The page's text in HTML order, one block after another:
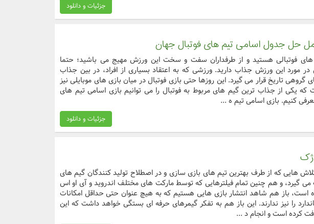
جزئیات و دانلود
حل جدول اسامی تیم های فوتبال جهان
های فوتبالی هستید و از طرفداران سفت و سخت این ورزش مهیج می باشید؛ حتما
در مورد این ورزش جذاب دارید. ورزشی که به اعتقاد بسیاری از افراد، در بین جذاب
تاریخ قرار می گیرد. این روزها حتی بازی فوتبال در میان بازی های موبایلی نیز
که یکی از جذاب ترین گیم های مربوط به فوتبال را می توانیم بازی اسامی تیم های
کنیم. بازی اسامی تیم ه ...
جزئیات و دانلود
هایی که از طرف بهترین تیم های بازی سازی و در اصطلاح تولید کنندگان گیم های
می گیرد، و هم چنین تمام فیلترهایی که توسط مارکت های مختلف اندروید و آی او اس
است، باز هم شاهد انتشار بازی هایی هستیم که به هیچ عنوان حتی حداقل امکانات
را نیز ندارند. این باز هم به تفکر گیمرهای حرفه ای بستگی خواهد داشت که این
کرده است و انجام د ...